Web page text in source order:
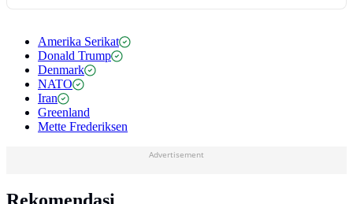
Amerika Serikat
Donald Trump
Denmark
NATO
Iran
Greenland
Mette Frederiksen
Advertisement